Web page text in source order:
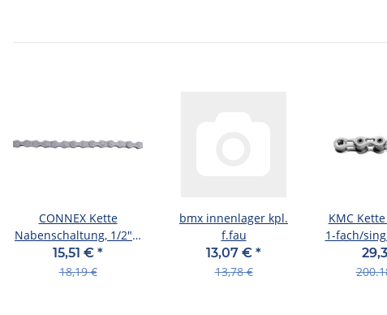
CONNEX Kette
Nabenschaltung, 1/2" x
3/32", schmal "7Z1",
Antiros
15,51 € *
18,19 €
bmx innenlager kpl.
f.fau
13,07 € *
13,78 €
KMC
1-fach/